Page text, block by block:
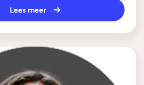
Lees meer